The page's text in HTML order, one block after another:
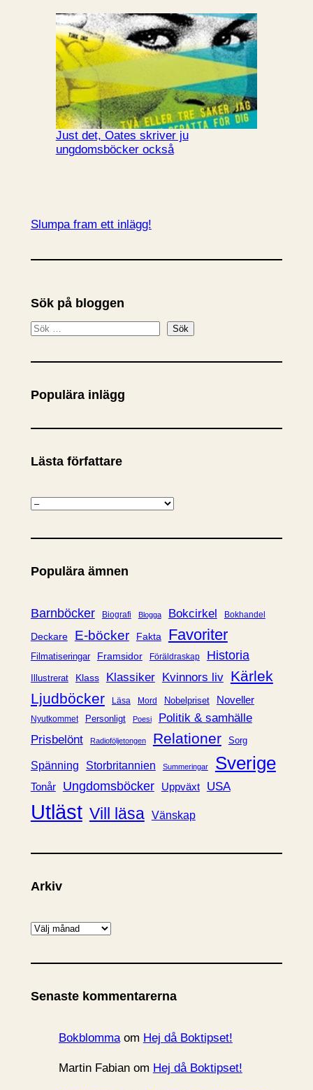
Just det, Oates skriver ju
ungdomsböcker också
Slumpa fram ett inlägg!
Sök på bloggen
S
k
Sök
Populära inlägg
Lästa författare
K
t
g
r
Populära ämnen
Barnböcker Biografi Blogga Bokcirkel Bokhandel
Deckare E-böcker Fakta Favoriter
Filmatiseringar Framsidor Föräldraskap Historia
Illustrerat Klass Klassiker Kvinnors liv Kärlek
Ljudböcker
Läsa Mord Nobelpriset Noveller
Nyutkommet Personligt Poesi
Politik & samhälle
Prisbelönt
Radioföljetongen Relationer Sorg
Spänning Storbritannien Summeringar Sverige
Tonår Ungdomsböcker Uppväxt USA
Utläst Vill läsa Vänskap
Arkiv
A
k
v
Senaste kommentarerna
Bokblommaom Hej då Boktipset!
Martin Fabianom Hej då Boktipset!